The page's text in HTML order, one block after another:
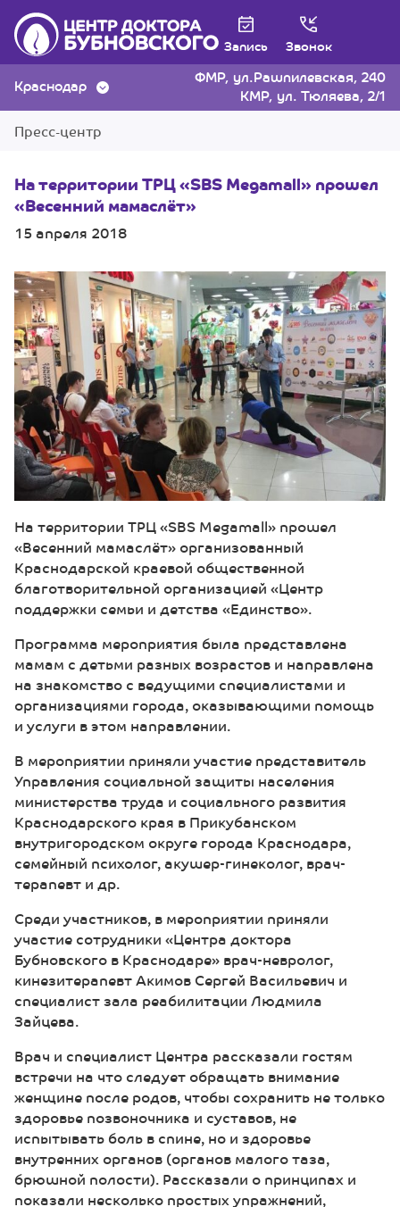
ФМР, ул.Рашпилевская, 240
КМР, ул. Тюляева, 2/1
Запись Звонок
Краснодар
Пресс-центр
На территории ТРЦ «SBS Megamаll» прошел
«Весенний мамаслёт»
15 апреля 2018
На территории ТРЦ «SBS Megamаll» прошел
«Весенний мамаслёт» организованный
Краснодарской краевой общественной
благотворительной организацией «Центр
поддержки семьи и детства «Единство».
Программа мероприятия была представлена
мамам с детьми разных возрастов и направлена
на знакомство с ведущими специалистами и
организациями города, оказывающими помощь
и услуги в этом направлении.
В мероприятии приняли участие представитель
Управления социальной защиты населения
министерства труда и социального развития
Краснодарского края в Прикубанском
внутригородском округе города Краснодара,
семейный психолог, акушер-гинеколог, врач-
терапевт и др.
Среди участников, в мероприятии приняли
участие сотрудники «Центра доктора
Бубновского в Краснодаре» врач-невролог,
кинезитерапевт Акимов Сергей Васильевич и
специалист зала реабилитации Людмила
Зайцева.
Врач и специалист Центра рассказали гостям
встречи на что следует обращать внимание
женщине после родов, чтобы сохранить не только
здоровье позвоночника и суставов, не
испытывать боль в спине, но и здоровье
внутренних органов (органов малого таза,
брюшной полости). Рассказали о принципах и
показали несколько простых упражнений,